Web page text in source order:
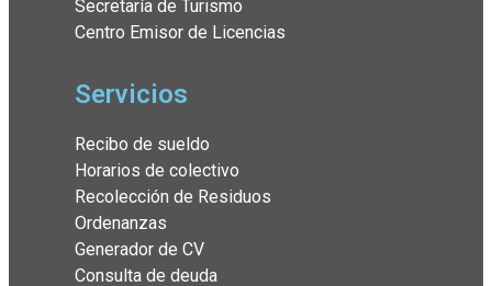
Secretaría de Turismo
Centro Emisor de Licencias
Servicios
Recibo de sueldo
Horarios de colectivo
Recolección de Residuos
Ordenanzas
Generador de CV
Consulta de deuda